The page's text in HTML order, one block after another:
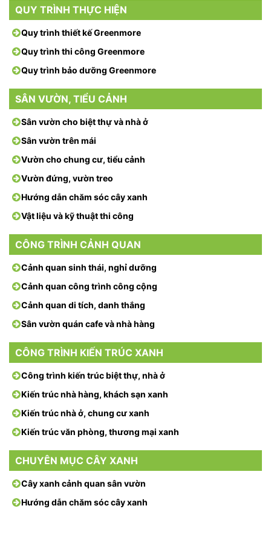
QUY TRÌNH THỰC HIỆN
Quy trình thiết kế Greenmore
Quy trình thi công Greenmore
Quy trình bảo dưỡng Greenmore
SÂN VƯỜN, TIỂU CẢNH
Sân vườn cho biệt thự và nhà ở
Sân vườn trên mái
Vườn cho chung cư, tiểu cảnh
Vườn đứng, vườn treo
Hướng dẫn chăm sóc cây xanh
Vật liệu và kỹ thuật thi công
CÔNG TRÌNH CẢNH QUAN
Cảnh quan sinh thái, nghỉ dưỡng
Cảnh quan công trình công cộng
Cảnh quan di tích, danh thắng
Sân vườn quán cafe và nhà hàng
CÔNG TRÌNH KIẾN TRÚC XANH
Công trình kiến trúc biệt thự, nhà ở
Kiến trúc nhà hàng, khách sạn xanh
Kiến trúc nhà ở, chung cư xanh
Kiến trúc văn phòng, thương mại xanh
CHUYÊN MỤC CÂY XANH
Cây xanh cảnh quan sân vườn
Hướng dẫn chăm sóc cây xanh